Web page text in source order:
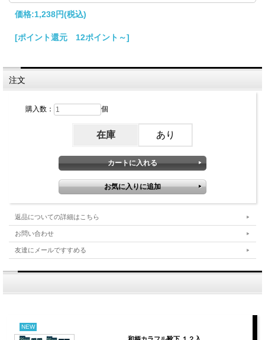
価格:1,238円(税込)
[ポイント還元 12ポイント～]
注文
購入数： 個
在庫 あり
返品についての詳細はこちら
お問い合わせ
友達にメールですすめる
NEW